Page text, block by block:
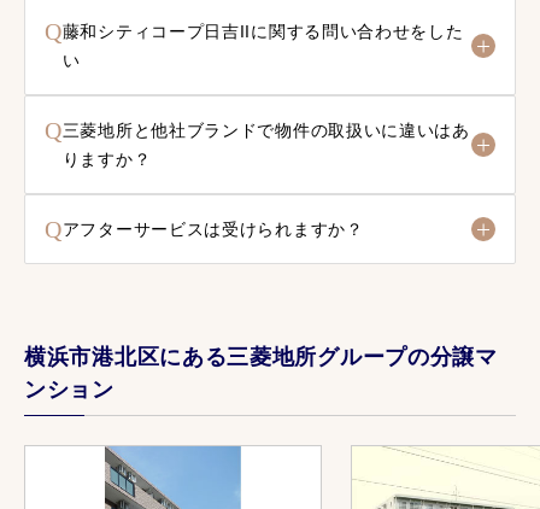
Q藤和シティコープ日吉IIに関する問い合わせをした
い
Q三菱地所と他社ブランドで物件の取扱いに違いはあ
りますか？
Qアフターサービスは受けられますか？
横浜市港北区にある三菱地所グループの分譲マ
ンション